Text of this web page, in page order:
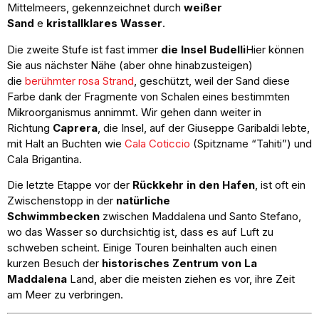
Mittelmeers, gekennzeichnet durch weißer
Sand e kristallklares Wasser.
Die zweite Stufe ist fast immer die Insel BudelliHier können
Sie aus nächster Nähe (aber ohne hinabzusteigen)
die berühmter rosa Strand , geschützt, weil der Sand diese
Farbe dank der Fragmente von Schalen eines bestimmten
Mikroorganismus annimmt. Wir gehen dann weiter in
Richtung Caprera , die Insel, auf der Giuseppe Garibaldi lebte,
mit Halt an Buchten wie Cala Coticcio (Spitzname “Tahiti”) und
Cala Brigantina.
Die letzte Etappe vor der Rückkehr in den Hafen, ist oft ein
Zwischenstopp in der natürliche
Schwimmbecken zwischen Maddalena und Santo Stefano,
wo das Wasser so durchsichtig ist, dass es auf Luft zu
schweben scheint. Einige Touren beinhalten auch einen
kurzen Besuch der historisches Zentrum von La
Maddalena Land, aber die meisten ziehen es vor, ihre Zeit
am Meer zu verbringen.